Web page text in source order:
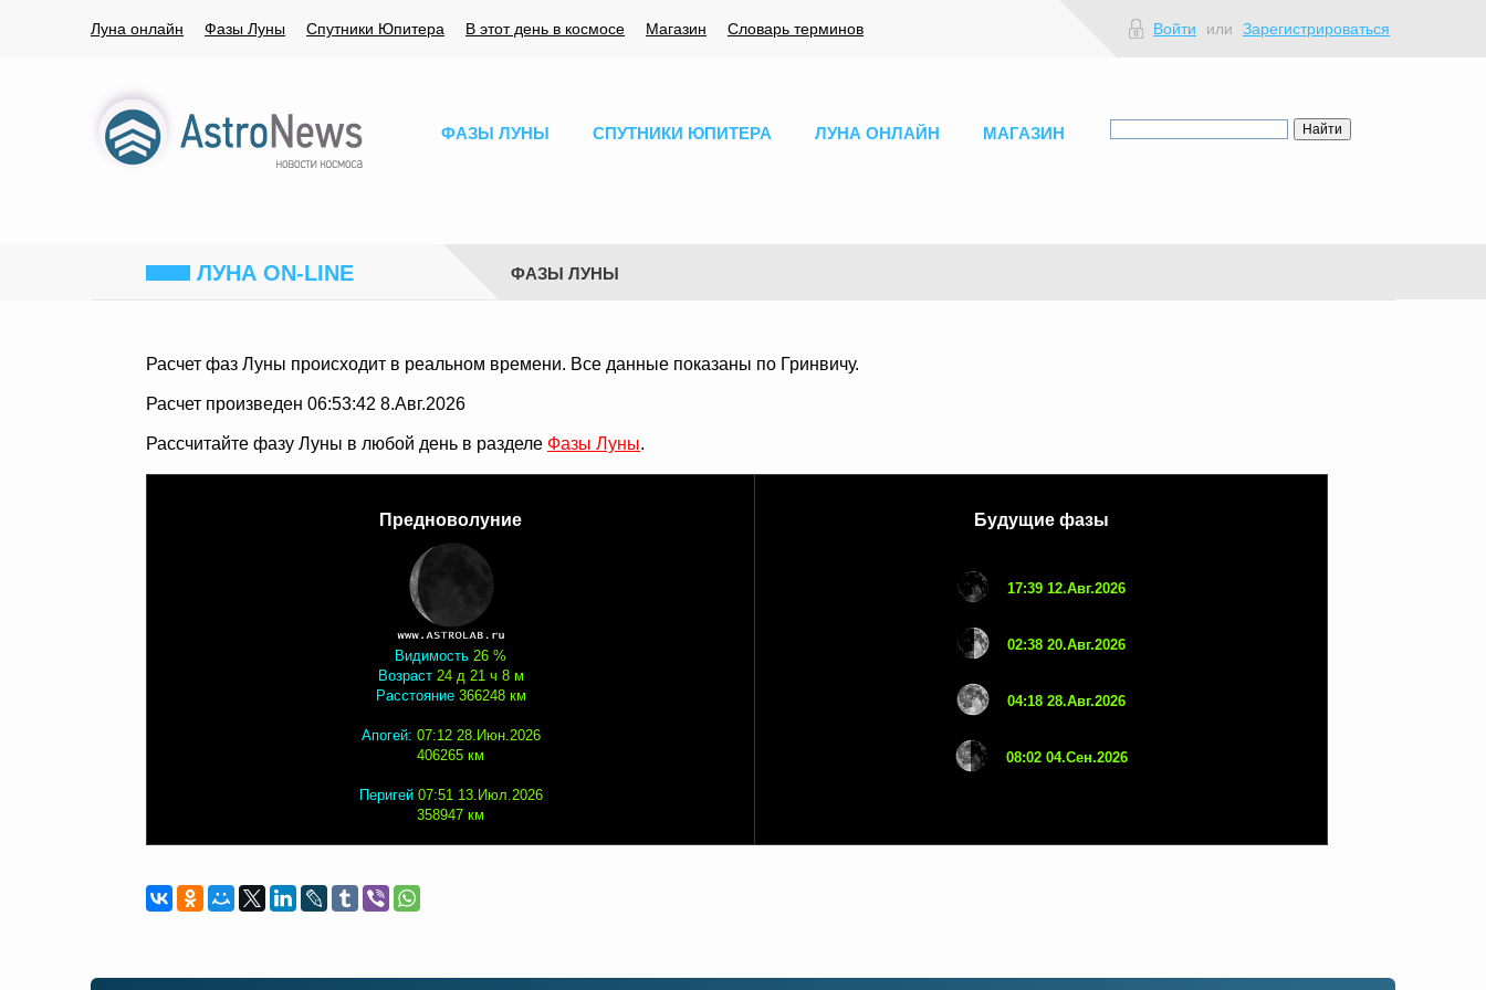
Луна онлайн Фазы Луны Спутники Юпитера В этот день в космосе Магазин Словарь терминов Войти или Зарегистрироваться
ФАЗЫ ЛУНЫ СПУТНИКИ ЮПИТЕРА ЛУНА ОНЛАЙН МАГАЗИН
ЛУНА ON-LINE ФАЗЫ ЛУНЫ
Расчет фаз Луны происходит в реальном времени. Все данные показаны по Гринвичу.
Расчет произведен 06:53:42 8.Авг.2026
Рассчитайте фазу Луны в любой день в разделе Фазы Луны.
Предноволуние
Видимость 26 %
Возраст 24 д 21 ч 8 м
Расстояние 366248 км
Апогей: 07:12 28.Июн.2026
406265 км
Перигей 07:51 13.Июл.2026
358947 км
Будущие фазы
17:39 12.Авг.2026
02:38 20.Авг.2026
04:18 28.Авг.2026
08:02 04.Сен.2026